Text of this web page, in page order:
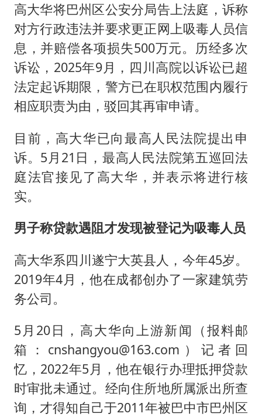
高大华将巴州区公安分局告上法庭，诉称
对方行政违法并要求更正网上吸毒人员信
息，并赔偿各项损失500万元。历经多次
诉讼，2025年9月，四川高院以诉讼已超
法定起诉期限，警方已在职权范围内履行
相应职责为由，驳回其再审申请。
目前，高大华已向最高人民法院提出申
诉。5月21日，最高人民法院第五巡回法
庭法官接见了高大华，并表示将进行核
实。
男子称贷款遇阻才发现被登记为吸毒人员
高大华系四川遂宁大英县人，今年45岁。
2019年4月，他在成都创办了一家建筑劳
务公司。
5月20日，高大华向上游新闻（报料邮
箱：cnshangyou@163.com）记者回
忆，2022年5月，他在银行办理抵押贷款
时审批未通过。经向住所地所属派出所查
询，才得知自己于2011年被巴中市巴州区